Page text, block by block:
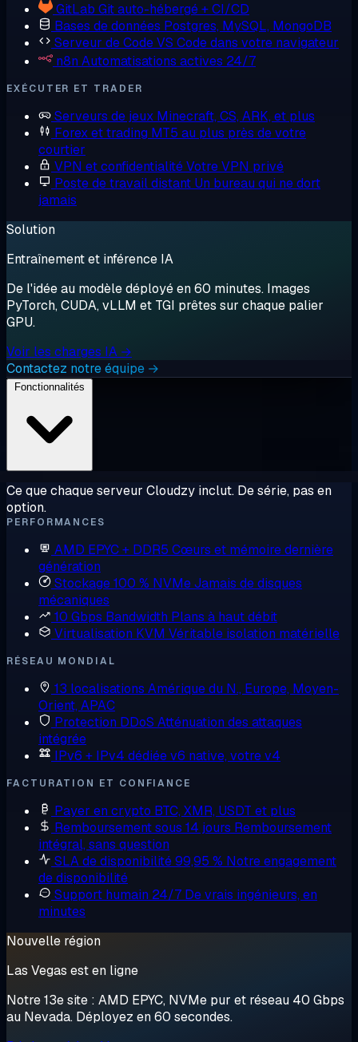
GitLab Git auto-hébergé + CI/CD
Bases de données Postgres, MySQL, MongoDB
Serveur de CodeVS Code dans votre navigateur
n8n Automatisations actives 24/7
EXÉCUTER ET TRADER
Serveurs de jeux Minecraft, CS, ARK, et plus
Forex et trading MT5 au plus près de votre
courtier
VPN et confidentialitéVotre VPN privé
Poste de travail distant Un bureau qui ne dort
jamais
Solution
Entraînement et inférence IA
De l'idée au modèle déployé en 60 minutes. Images
PyTorch, CUDA, vLLM et TGI prêtes sur chaque palier
GPU.
Voir les charges IA →
Contactez notre équipe →
Ce que chaque serveur Cloudzy inclut. De série, pas en
option.
PERFORMANCES
AMD EPYC + DDR5 Cœurs et mémoire dernière
génération
Stockage 100 % NVMeJamais de disques
mécaniques
10 Gbps Bandwidth Plans à haut débit
Virtualisation KVM Véritable isolation matérielle
RÉSEAU MONDIAL
13 localisations Amérique du N., Europe, Moyen-
Orient, APAC
Protection DDoS Atténuation des attaques
intégrée
IPv6 + IPv4 dédiéev6 native, votre v4
FACTURATION ET CONFIANCE
Payer en crypto BTC, XMR, USDT et plus
Remboursement sous 14 jours Remboursement
intégral, sans question
SLA de disponibilité 99,95 % Notre engagement
de disponibilité
Support humain 24/7 De vrais ingénieurs, en
minutes
Nouvelle région
Las Vegas est en ligne
Notre 13e site : AMD EPYC, NVMe pur et réseau 40 Gbps
au Nevada. Déployez en 60 secondes.